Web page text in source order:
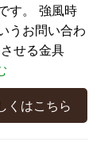
す。 強風時
うお問い合わ
せる金具
くはこちら